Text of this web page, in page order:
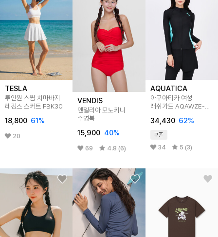
TESLA
투인원 스윔 치마바지
레깅스 스커트 FBK30
18,800 61%
20
VENDIS
엔젤리아 모노키니
수영복
15,900 40%
69 4.8 (6)
AQUATICA
아쿠아티카 여성
래쉬가드 AQAWZE-
34,430 62%
쿠폰
34 5 (3)